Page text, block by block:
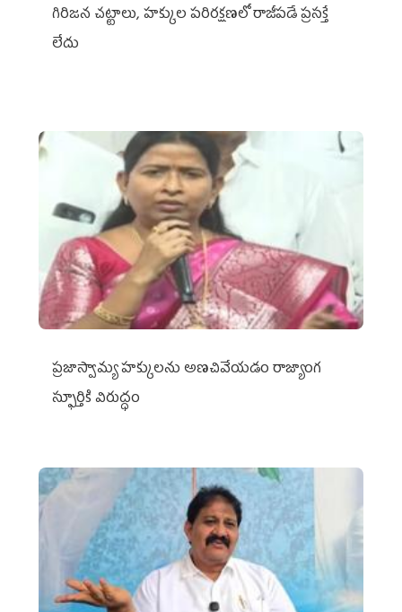
గిరిజన చట్టాలు, హక్కుల పరిరక్షణలో రాజీపడే ప్రసక్తే
లేదు
ప్రజాస్వామ్య హక్కులను అణచివేయడం రాజ్యాంగ
స్ఫూర్తికి విరుద్ధం